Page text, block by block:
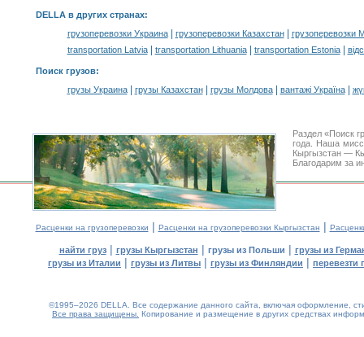
DELLA в других странах:
грузоперевозки Украина| грузоперевозки Казахстан|
грузоперевозки
transportation Latvia| transportation Lithuania| transportation Estonia|
Поиск грузов:
грузы Украина| грузы Казахстан| грузы Молдова| вантажі Україна|
Раздел «Поиск
года. Наша
Кыргызстан —
Благодарим за
Расценки на грузоперевозки | Расценки на грузоперевозки Кыргызстан |
найти груз| грузы Кыргызстан | грузы из Польши | грузы из
грузы из Италии | грузы из Литвы | грузы из Финляндии | перевезти
©1995–2026 DELLA. Все содержание данного сайта, включая оформление,
Все права защищены. Копирование и размещение в других средствах